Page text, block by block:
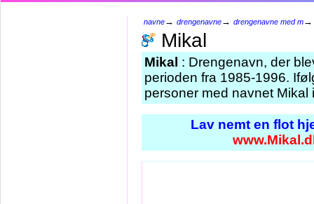
navne→ drengenavne→ drengenavne med m
Mikal
Mikal : Drengenavn, der
perioden fra 1985-1996.
personer med navnet
Lav nemt en flot